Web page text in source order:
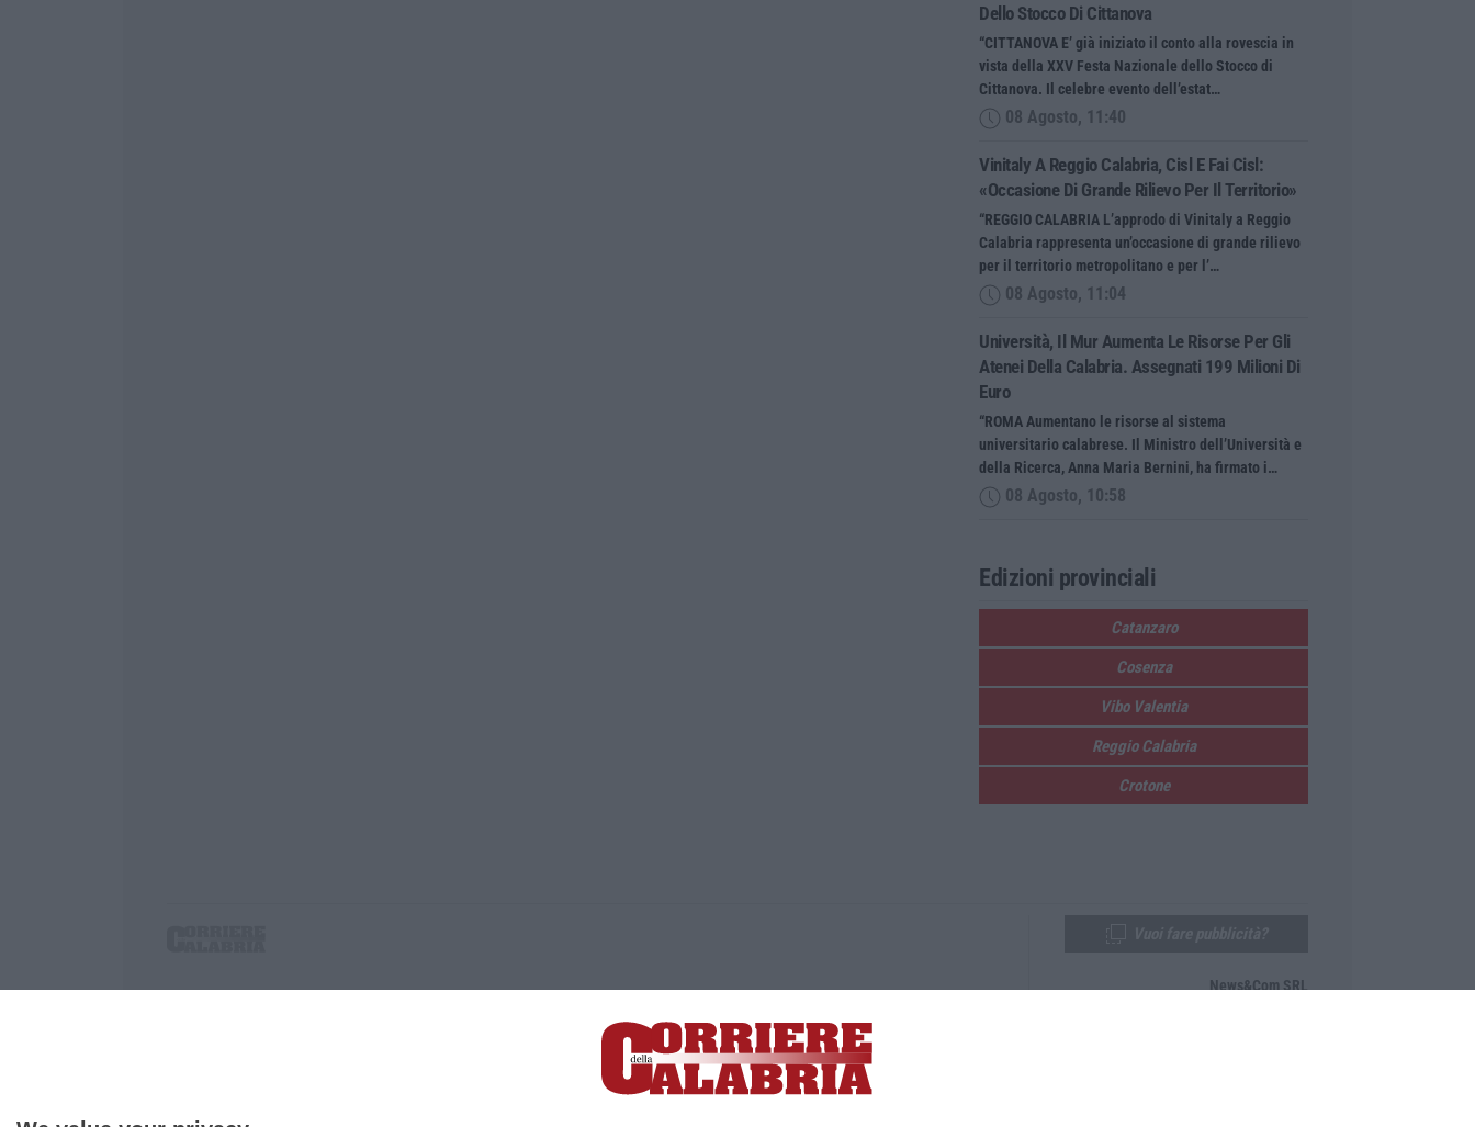
Dello Stocco Di Cittanova
“CITTANOVA E’ già iniziato il conto alla rovescia in
vista della XXV Festa Nazionale dello Stocco di
Cittanova. Il celebre evento dell’estat…
08 Agosto, 11:40
Vinitaly A Reggio Calabria, Cisl E Fai Cisl:
«Occasione Di Grande Rilievo Per Il Territorio»
“REGGIO CALABRIA L’approdo di Vinitaly a Reggio
Calabria rappresenta un’occasione di grande rilievo
per il territorio metropolitano e per l’…
08 Agosto, 11:04
Università, Il Mur Aumenta Le Risorse Per Gli
Atenei Della Calabria. Assegnati 199 Milioni Di
Euro
“ROMA Aumentano le risorse al sistema
universitario calabrese. Il Ministro dell’Università e
della Ricerca, Anna Maria Bernini, ha firmato i…
08 Agosto, 10:58
Edizioni provinciali
Catanzaro
Cosenza
Vibo Valentia
Reggio Calabria
Crotone
P.IVA. 03199620794, Via del mare 6/G, S.Eufemia, Lamezia Terme (CZ)
Iscrizione tribunale di Lamezia Terme 5/2011 - Direttore responsabile Paola Militano |Privacy
News&Com SRL